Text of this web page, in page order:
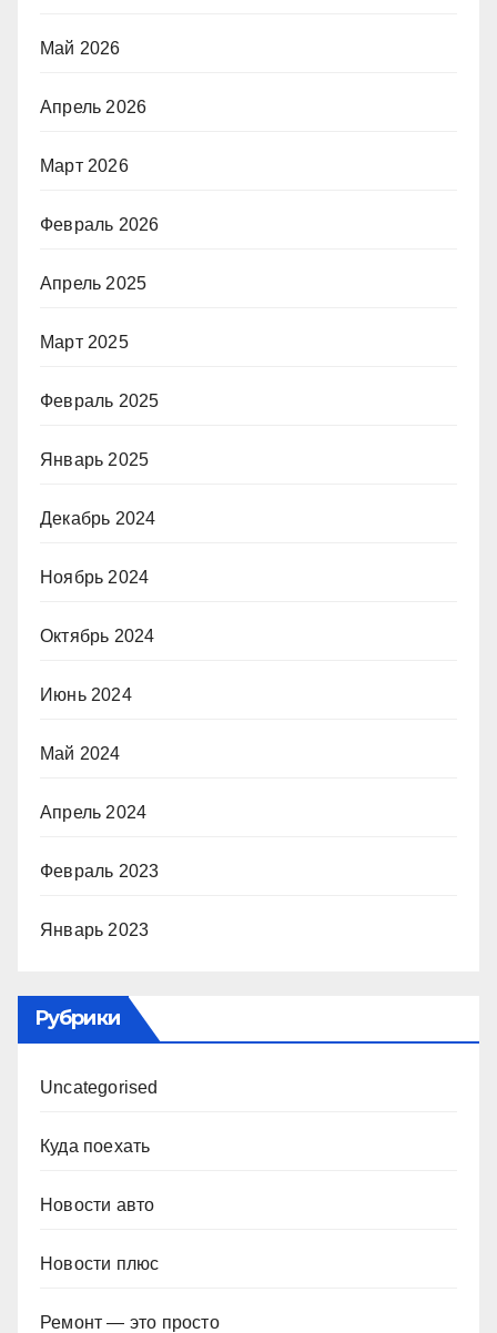
Май 2026
Апрель 2026
Март 2026
Февраль 2026
Апрель 2025
Март 2025
Февраль 2025
Январь 2025
Декабрь 2024
Ноябрь 2024
Октябрь 2024
Июнь 2024
Май 2024
Апрель 2024
Февраль 2023
Январь 2023
Рубрики
Uncategorised
Куда поехать
Новости авто
Новости плюс
Ремонт — это просто